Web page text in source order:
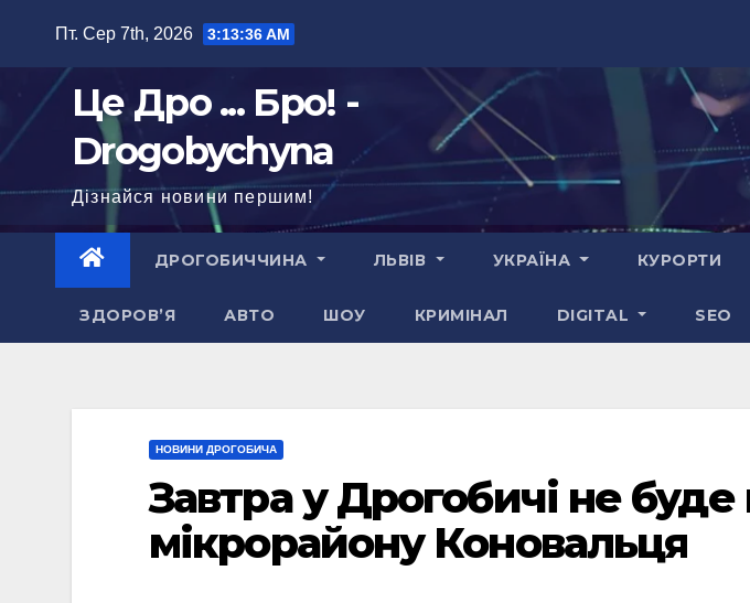
Пт. Сер 7th, 2026 3:13:37 AM
Це Дро ... Бро! -
Drogobychyna
Дізнайся новини першим!
ДРОГОБИЧЧИНА ЛЬВІВ УКРАЇНА КУРОРТИ
ЗДОРОВ’Я АВТО ШОУ КРИМІНАЛ DIGITAL SEO
НОВИНИ ДРОГОБИЧА
Завтра у Дрогобичі не
мікрорайону Коновальця